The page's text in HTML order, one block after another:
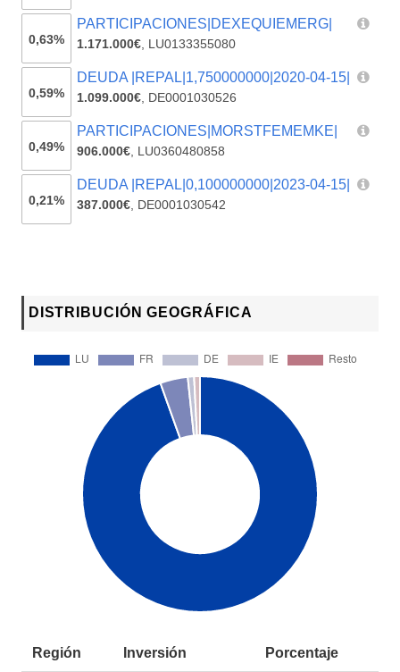
0,63%
PARTICIPACIONES|DEXEQUIEMERG|
1.171.000€, LU0133355080
0,59%
DEUDA |REPAL|1,750000000|2020-04-15|
1.099.000€, DE0001030526
0,49%
PARTICIPACIONES|MORSTFEMEMKE|
906.000€, LU0360480858
0,21%
DEUDA |REPAL|0,100000000|2023-04-15|
387.000€, DE0001030542
DISTRIBUCIÓN GEOGRÁFICA
Región Inversión Porcentaje